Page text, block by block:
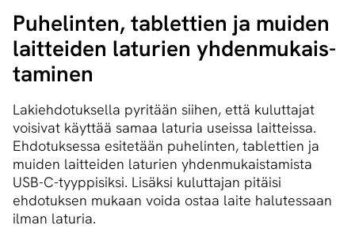
Puhelinten, tablettien ja muiden
laitteiden laturien yh­den­mu­kais­
ta­mi­nen
Lakiehdotuksella pyritään siihen, että kuluttajat
voisivat käyttää samaa laturia useissa laitteissa.
Ehdotuksessa esitetään puhelinten, tablettien ja
muiden laitteiden laturien yhdenmukaistamista
USB-C-tyyppisiksi. Lisäksi kuluttajan pitäisi
ehdotuksen mukaan voida ostaa laite halutessaan
ilman laturia.